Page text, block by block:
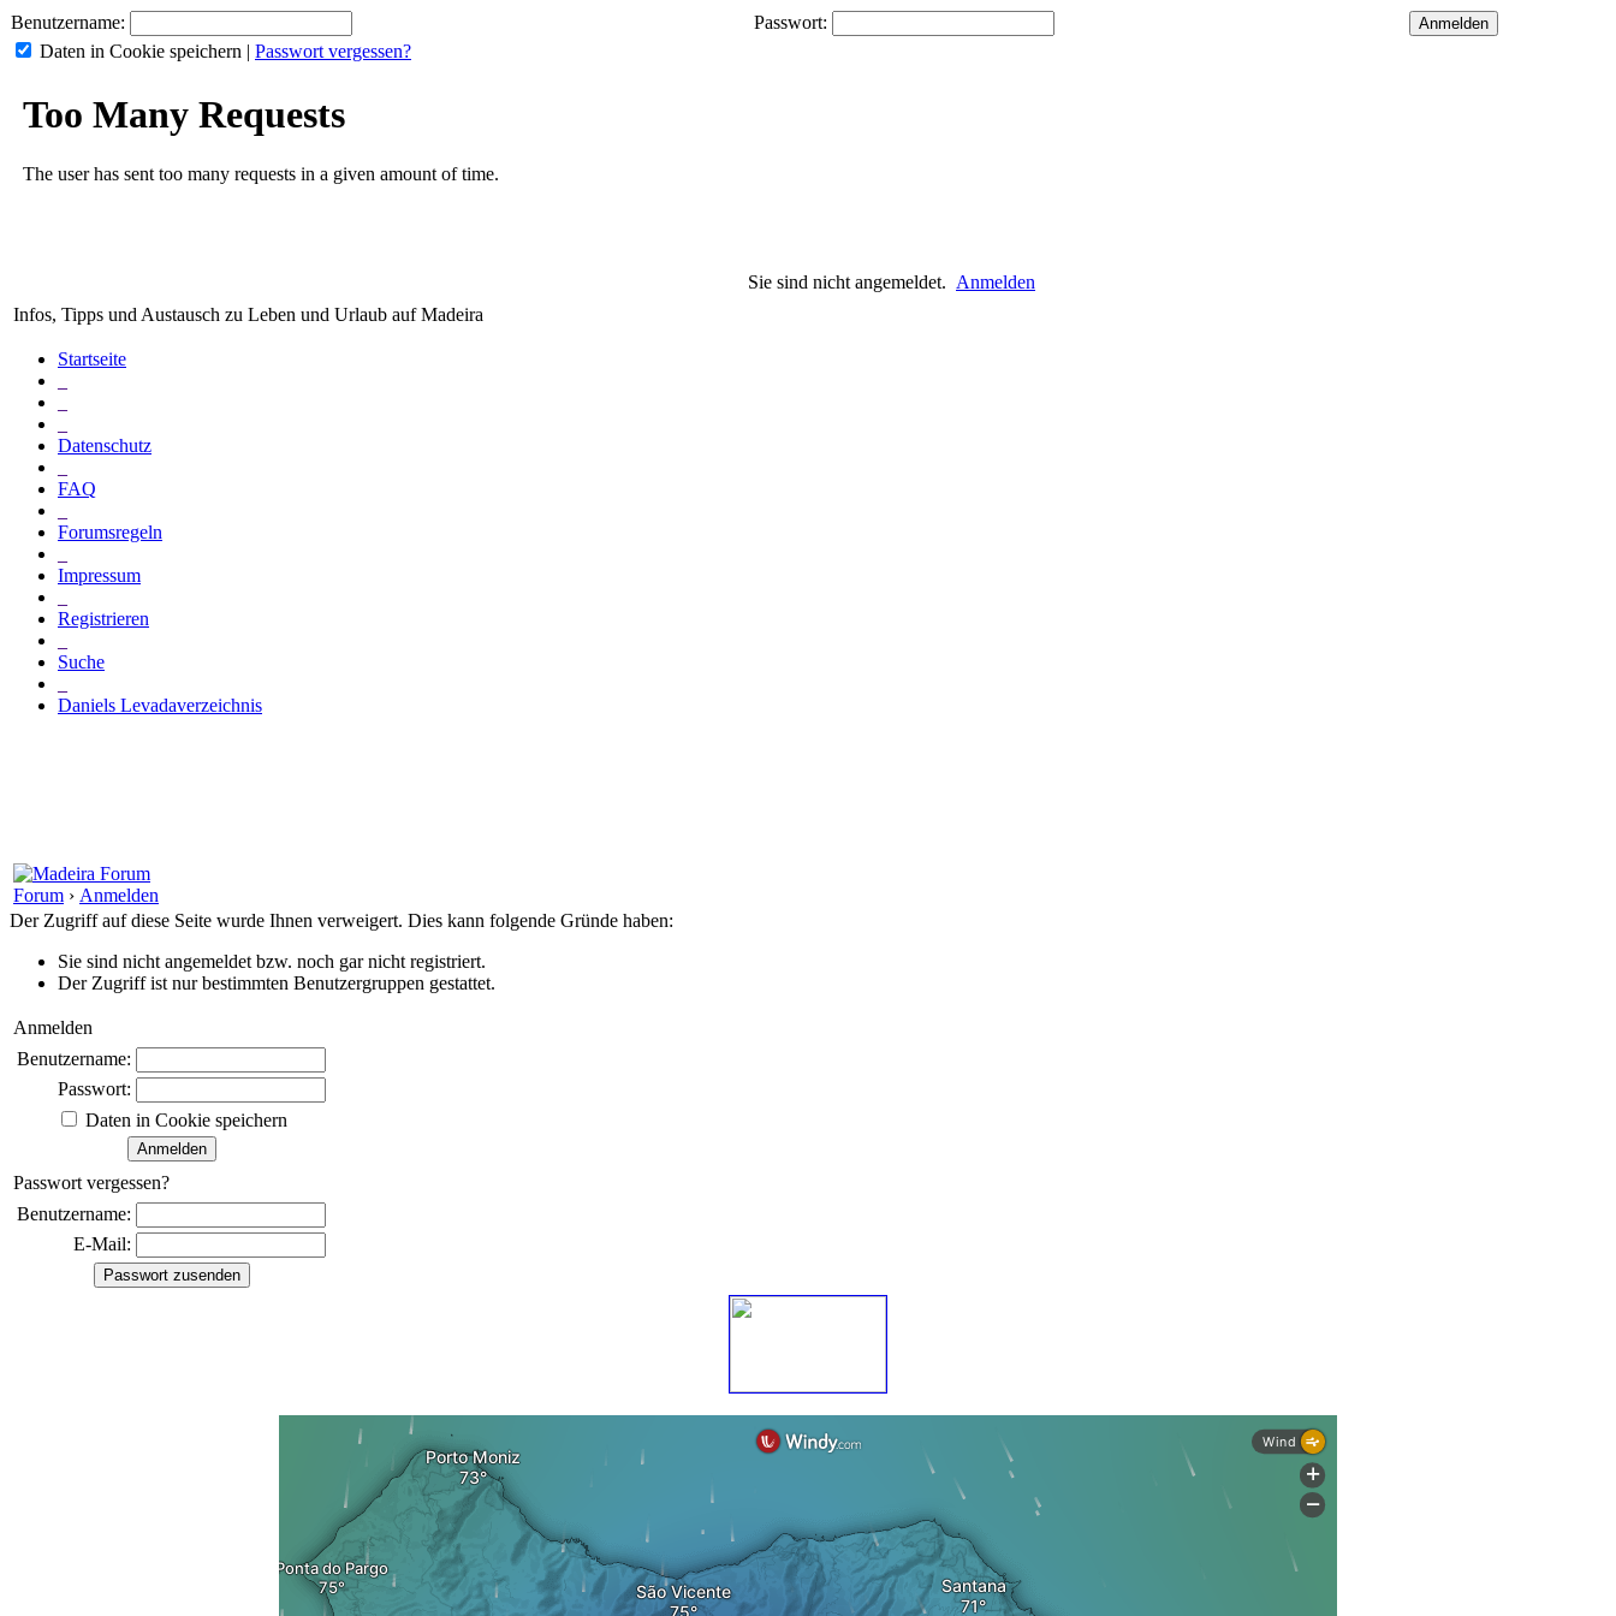
Benutzername:
Passwort:
Daten in Cookie speichern | Passwort vergessen?
Sie sind nicht angemeldet. Anmelden
Infos, Tipps und Austausch zu Leben und Urlaub auf Madeira
Startseite
Datenschutz
FAQ
Forumsregeln
Impressum
Registrieren
Suche
Daniels Levadaverzeichnis
Forum › Anmelden
Der Zugriff auf diese Seite wurde Ihnen verweigert. Dies kann folgende Gründe haben:
Sie sind nicht angemeldet bzw. noch gar nicht registriert.
Der Zugriff ist nur bestimmten Benutzergruppen gestattet.
Anmelden
Benutzername:
Passwort:
Daten in Cookie speichern
Passwort vergessen?
Benutzername:
E-Mail: